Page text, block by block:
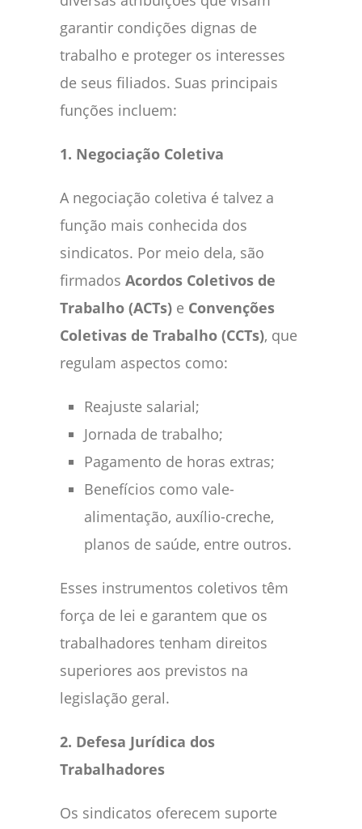
garantir condições dignas de
trabalho e proteger os interesses
de seus filiados. Suas principais
funções incluem:
1. Negociação Coletiva
A negociação coletiva é talvez a
função mais conhecida dos
sindicatos. Por meio dela, são
firmados Acordos Coletivos de
Trabalho (ACTs) e Convenções
Coletivas de Trabalho (CCTs), que
regulam aspectos como:
Reajuste salarial;
Jornada de trabalho;
Pagamento de horas extras;
Benefícios como vale-
alimentação, auxílio-creche,
planos de saúde, entre outros.
Esses instrumentos coletivos têm
força de lei e garantem que os
trabalhadores tenham direitos
superiores aos previstos na
legislação geral.
2. Defesa Jurídica dos
Trabalhadores
Os sindicatos oferecem suporte